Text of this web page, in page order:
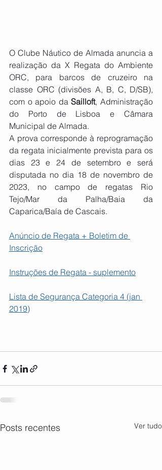
O Clube Náutico de Almada anuncia a
realização da X Regata do Ambiente
ORC, para barcos de cruzeiro na
classe ORC (divisões A, B, C, D/SB),
com o apoio da Sailloft, Administração
do Porto de Lisboa e Câmara
Municipal de Almada.
A prova corresponde à reprogramação
da regata inicialmente prevista para os
dias 23 e 24 de setembro e será
disputada no dia 18 de novembro de
2023, no campo de regatas Rio
Tejo/Mar da Palha/Baia da
Caparica/Baía de Cascais.
Anúncio de Regata + Boletim de
Inscrição
Instruções de Regata - suplemento
Lista de Segurança Categoria 4 (jan
2019)
Posts recentes Ver tudo